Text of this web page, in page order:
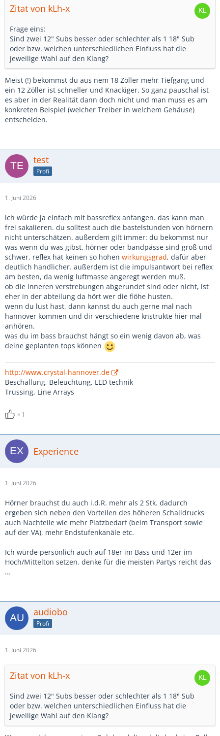
Zitat von kLh-x
Frage eins:
Sind zwei 12" Subs besser oder schlechter als 1 18" Sub
oder bzw. welchen unterschiedlichen Einfluss hat die
jeweilige Wahl auf den Klang?
Meist (!) bekommst du aus nem 18 Zöller mehr Tiefgang und
ein 12 Zöller ist schneller und Knackiger. So ganz pauschal ist
es aber in der Realität dann doch nicht und man muss es am
konkreten Beispiel (welcher Treiber in welchem Gehäuse)
entscheiden.
test
Profi
1. Juni 2026
ich würde ja einfach mit bassreflex anfangen. das kann man
frei sakalieren. du solltest auch die bastelstunden von hörnern
nicht unterschätzen. außerdem gilt immer: du bekommst nur
was wenn du was gibst. hörner oder bandpässe sind groß und
schwer. reflex hat keinen so hohen wirkungsgrad, dafür aber
deutlich handlicher. außerdem ist die impulsantwort bei reflex
am besten, da wenig luftmasse angeregt werden muß.
ob die inneren verstrebungen abgerundet sind oder nicht, ist
eher in der abteilung da hört wer die flöhe husten.
wenn du lust hast, dann kannst du auch gerne mal nach
hannover kommen und dir verschiedene knstrukte hier mal
anhören.
was du im bass brauchst hängt so ein wenig davon ab, was
deine geplanten tops können
http://www.crystal-hannover.de
Beschallung, Beleuchtung, LED technik
Trussing, Line Arrays
1
Experience
1. Juni 2026
Hörner brauchst du auch i.d.R. mehr als 2 Stk. dadurch
ergeben sich neben den Vorteilen des höheren Schalldrucks
auch Nachteile wie mehr Platzbedarf (beim Transport sowie
auf der VA), mehr Endstufenkanäle etc.
Ich würde persönlich auch auf 18er im Bass und 12er im
Hoch/Mittelton setzen. denke für die meisten Partys reicht das
...
audiobo
Profi
1. Juni 2026
Zitat von kLh-x
Sind zwei 12" Subs besser oder schlechter als 1 18" Sub
oder bzw. welchen unterschiedlichen Einfluss hat die
jeweilige Wahl auf den Klang?